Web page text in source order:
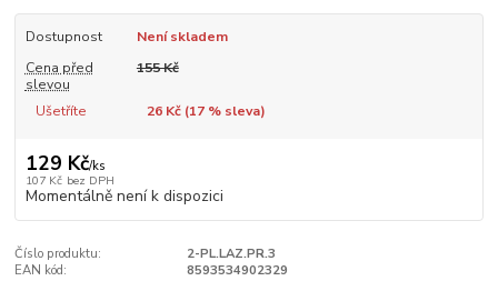
Dostupnost
Není skladem
Cena před
slevou
155 Kč
Ušetříte 26 Kč (17% sleva)
129 Kč/ks
107 Kč bez DPH
Momentálně není k dispozici
Číslo produktu:
2-PL.LAZ.PR.3
EAN kód:
8593534902329